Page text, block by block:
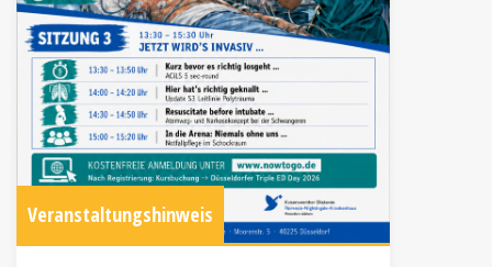
Veranstaltungshinweis